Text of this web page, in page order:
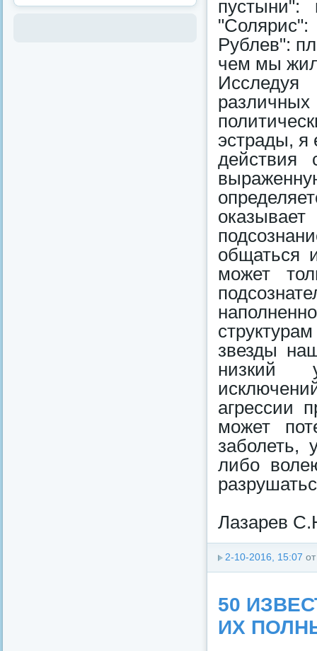
пустыни":
Рублев":
чем мы
эстрады, я
действия
общаться
может
звезды
низкий
агрессии
может
заболеть,
либо
Лазарев
2-10-2016, 15:07
50
ИХ